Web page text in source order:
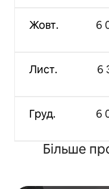
Жовт.
Лист.
Груд.
6
6
6
Більше